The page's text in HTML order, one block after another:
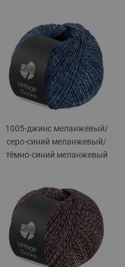
1005-джинс меланжевый/
серо-синий меланжевый/
тёмно-синий меланжевый